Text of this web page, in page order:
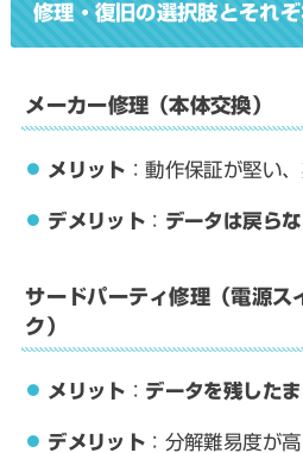
修理・復旧の選択肢とそれ
メーカー修理（本体交換）
メリット ：動作保証が堅い
デメリット ： データは戻ら
サードパーティ修理（電源ス
ク）
メリット ： データを残した
デメリット ：分解難易度が